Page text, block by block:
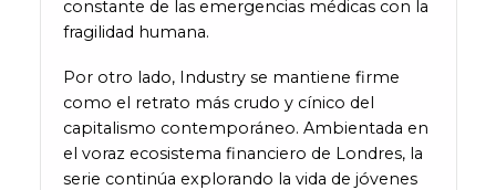
constante de las emergencias médicas con la
fragilidad humana.
Por otro lado, Industry se mantiene firme
como el retrato más crudo y cínico del
capitalismo contemporáneo. Ambientada en
el voraz ecosistema financiero de Londres, la
serie continúa explorando la vida de jóvenes